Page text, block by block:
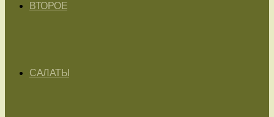
ВТОРОЕ
САЛАТЫ